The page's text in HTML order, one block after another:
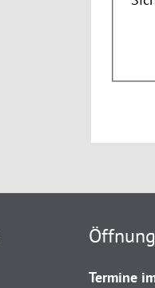
Termine